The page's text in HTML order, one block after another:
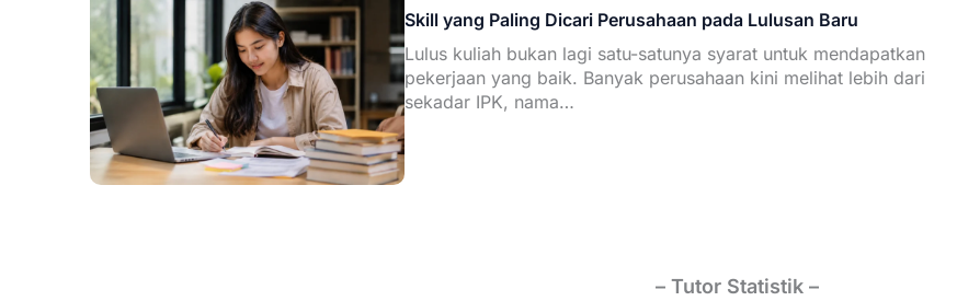
Skill yang Paling Dicari Perusahaan pada Lulusan Baru
Lulus kuliah bukan lagi satu-satunya syarat untuk mendapatkan
pekerjaan yang baik. Banyak perusahaan kini melihat lebih dari
sekadar IPK, nama…
– Tutor Statistik –